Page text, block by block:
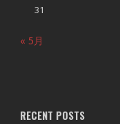
31
« 5月
RECENT POSTS